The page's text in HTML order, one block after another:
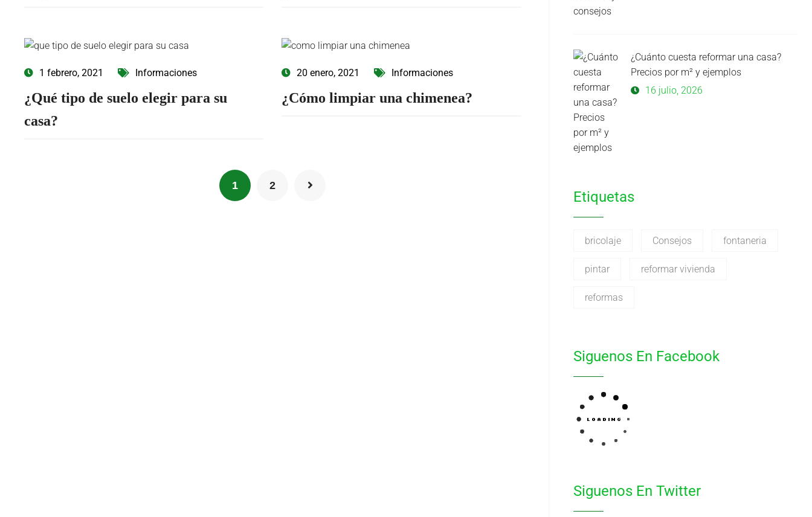
1 febrero, 2021 Informaciones
¿Qué tipo de suelo elegir para su
casa?
20 enero, 2021 Informaciones
¿Cómo limpiar una chimenea?
1 2
¿Cuánto cuesta reformar una casa?
Precios por m² y ejemplos
16 julio, 2026
Etiquetas
bricolaje Consejos fontaneria
pintar reformar vivienda
reformas
Siguenos En Facebook
Siguenos En Twitter